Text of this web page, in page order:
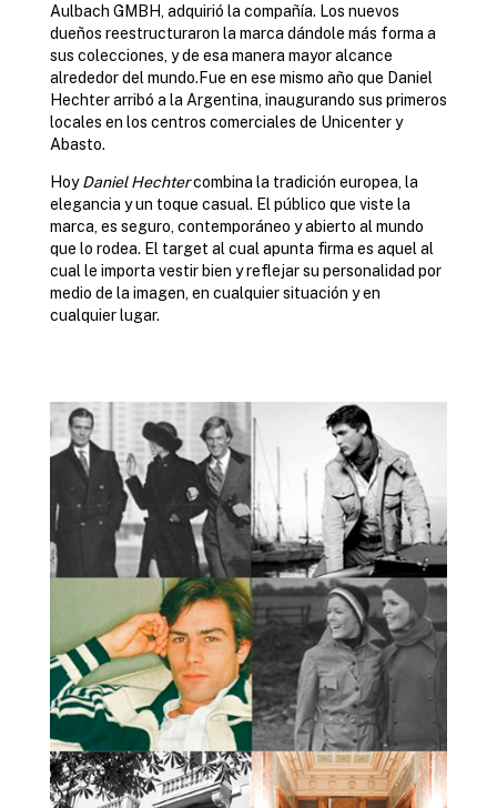
Aulbach GMBH, adquirió la compañía. Los nuevos
dueños reestructuraron la marca dándole más forma a
sus colecciones, y de esa manera mayor alcance
alrededor del mundo.Fue en ese mismo año que Daniel
Hechter arribó a la Argentina, inaugurando sus primeros
locales en los centros comerciales de Unicenter y
Abasto.
HoyDaniel Hechtercombina la tradición europea, la
elegancia y un toque casual. El público que viste la
marca, es seguro, contemporáneo y abierto al mundo
que lo rodea. El target al cual apunta firma es aquel al
cual le importa vestir bien y reflejar su personalidad por
medio de la imagen, en cualquier situación y en
cualquier lugar.